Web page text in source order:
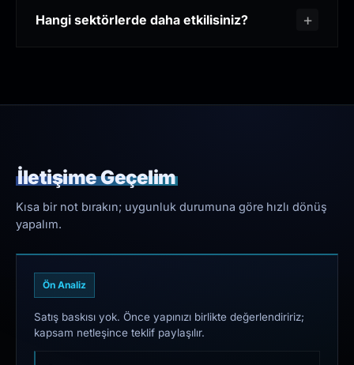
Hangi sektörlerde daha etkilisiniz?
İletişime Geçelim
Kısa bir not bırakın; uygunluk durumuna göre hızlı dönüş
yapalım.
Ön Analiz
Satış baskısı yok. Önce yapınızı birlikte değerlendiririz;
kapsam netleşince teklif paylaşılır.